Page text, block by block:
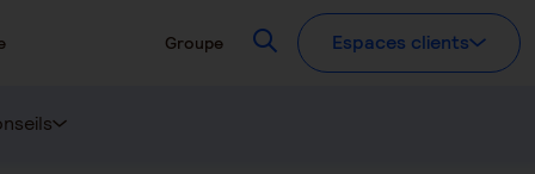
Groupe RecherchezEspaces clients